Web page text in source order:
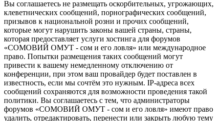
Вы соглашаетесь не размещать оскорбительных, угрожающих,
клеветнических сообщений, порнографических сообщений,
призывов к национальной розни и прочих сообщений,
которые могут нарушить законы вашей страны, страны,
которая предоставляет услуги хостинга для форумов
«СОМОВИЙ ОМУТ - сом и его ловля» или международное
право. Попытки размещения таких сообщений могут
привести к вашему немедленному отключению от
конференции, при этом ваш провайдер будет поставлен в
известность, если мы сочтём это нужным. IP-адреса всех
сообщений сохраняются для возможности проведения такой
политики. Вы соглашаетесь с тем, что администраторы
форумов «СОМОВИЙ ОМУТ - сом и его ловля» имеют право
удалить, отредактировать, перенести или закрыть любую тему